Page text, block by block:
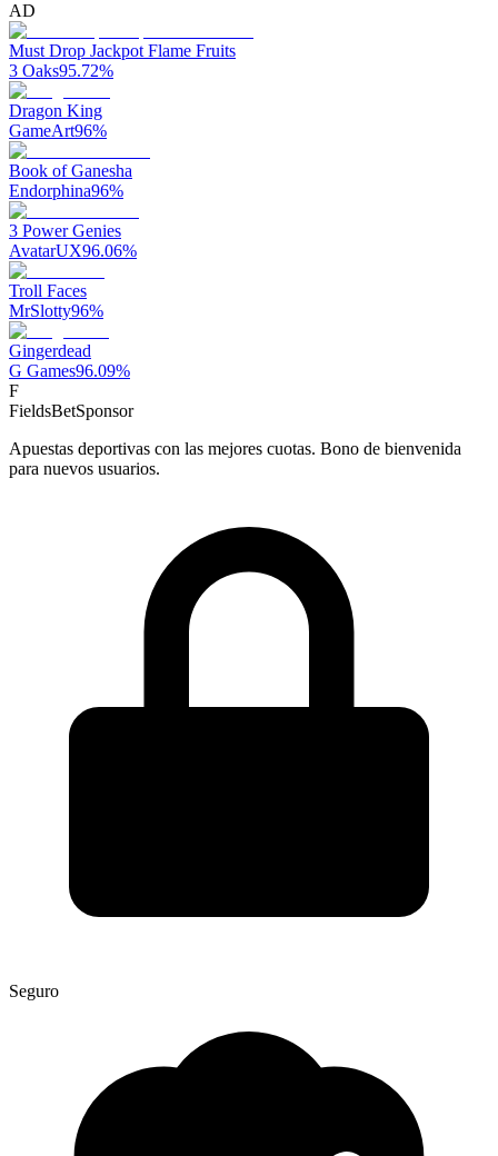
AD
Must Drop Jackpot Flame Fruits
3 Oaks95.72%
Dragon King
GameArt96%
Book of Ganesha
Endorphina96%
3 Power Genies
AvatarUX96.06%
Troll Faces
MrSlotty96%
Gingerdead
G Games96.09%
F
FieldsBetSponsor
Apuestas deportivas con las mejores cuotas. Bono de bienvenida
para nuevos usuarios.
Seguro